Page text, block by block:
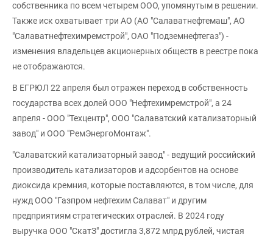
собственника по всем четырем ООО, упомянутым в решении.
Также иск охватывает три АО (АО "Салаватнефтемаш", АО
"Салаватнефтехимремстрой", ОАО "Подземнефтегаз") -
изменения владельцев акционерных обществ в реестре пока
не отображаются.
В ЕГРЮЛ 22 апреля был отражен переход в собственность
государства всех долей ООО "Нефтехимремстрой", а 24
апреля - ООО "Техцентр", ООО "Салаватский катализаторный
завод" и ООО "РемЭнергоМонтаж".
"Салаватский катализаторный завод" - ведущий российский
производитель катализаторов и адсорбентов на основе
диоксида кремния, которые поставляются, в том числе, для
нужд ООО "Газпром нефтехим Салават" и другим
предприятиям стратегических отраслей. В 2024 году
выручка ООО "СкатЗ" достигла 3,872 млрд рублей, чистая